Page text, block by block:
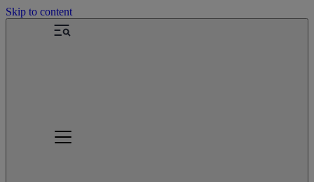
Skip to content